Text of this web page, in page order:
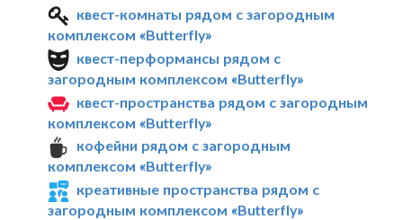
квест-комнаты рядом с загородным
комплексом «Butterfly»
квест-перформансы рядом с
загородным комплексом «Butterfly»
квест-пространства рядом с загородным
комплексом «Butterfly»
кофейни рядом с загородным
комплексом «Butterfly»
креативные пространства рядом с
загородным комплексом «Butterfly»